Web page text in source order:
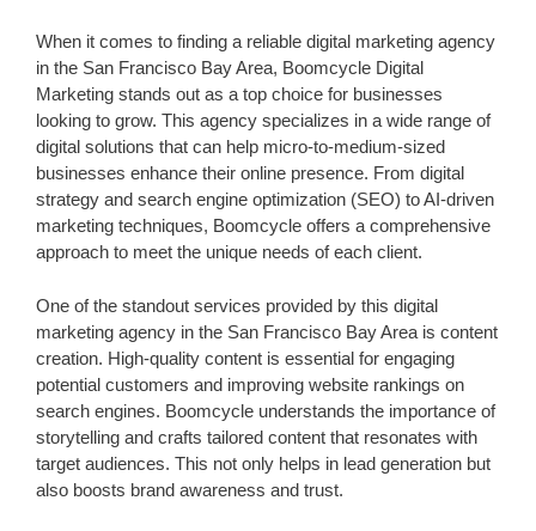
When it comes to finding a reliable digital marketing agency
in the San Francisco Bay Area, Boomcycle Digital
Marketing stands out as a top choice for businesses
looking to grow. This agency specializes in a wide range of
digital solutions that can help micro-to-medium-sized
businesses enhance their online presence. From digital
strategy and search engine optimization (SEO) to AI-driven
marketing techniques, Boomcycle offers a comprehensive
approach to meet the unique needs of each client.
One of the standout services provided by this digital
marketing agency in the San Francisco Bay Area is content
creation. High-quality content is essential for engaging
potential customers and improving website rankings on
search engines. Boomcycle understands the importance of
storytelling and crafts tailored content that resonates with
target audiences. This not only helps in lead generation but
also boosts brand awareness and trust.